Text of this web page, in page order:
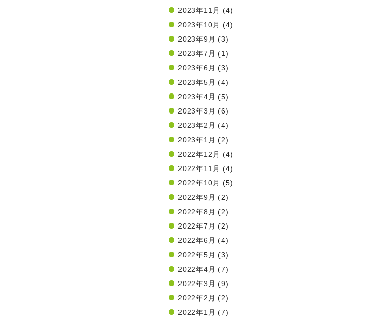
2023年11月 (4)
2023年10月 (4)
2023年9月 (3)
2023年7月 (1)
2023年6月 (3)
2023年5月 (4)
2023年4月 (5)
2023年3月 (6)
2023年2月 (4)
2023年1月 (2)
2022年12月 (4)
2022年11月 (4)
2022年10月 (5)
2022年9月 (2)
2022年8月 (2)
2022年7月 (2)
2022年6月 (4)
2022年5月 (3)
2022年4月 (7)
2022年3月 (9)
2022年2月 (2)
2022年1月 (7)